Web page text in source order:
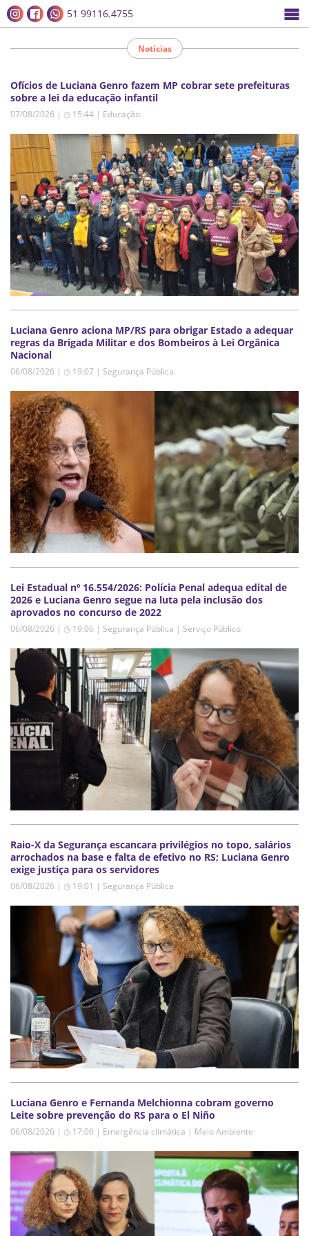
51 99116.4755
Notícias
Ofícios de Luciana Genro fazem MP cobrar sete prefeituras
sobre a lei da educação infantil
07/08/2026 | ◷ 15:44 | Educação
Luciana Genro aciona MP/RS para obrigar Estado a adequar
regras da Brigada Militar e dos Bombeiros à Lei Orgânica
Nacional
06/08/2026 | ◷ 19:07 | Segurança Pública
Lei Estadual nº 16.554/2026: Polícia Penal adequa edital de
2026 e Luciana Genro segue na luta pela inclusão dos
aprovados no concurso de 2022
06/08/2026 | ◷ 19:06 | Segurança Pública | Serviço Público
Raio-X da Segurança escancara privilégios no topo, salários
arrochados na base e falta de efetivo no RS; Luciana Genro
exige justiça para os servidores
06/08/2026 | ◷ 19:01 | Segurança Pública
Luciana Genro e Fernanda Melchionna cobram governo
Leite sobre prevenção do RS para o El Niño
06/08/2026 | ◷ 17:06 | Emergência climática | Meio Ambiente